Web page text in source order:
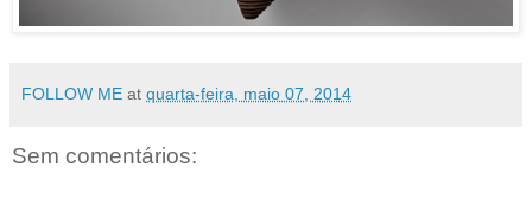
FOLLOW ME at quarta-feira, maio 07, 2014
Sem comentários: